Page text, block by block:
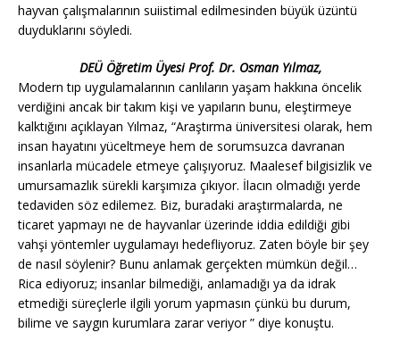
hayvan çalışmalarının suiistimal edilmesinden büyük üzüntü
duyduklarını söyledi.
DEÜ Öğretim Üyesi Prof. Dr. Osman Yılmaz,
Modern tıp uygulamalarının canlıların yaşam hakkına öncelik
verdiğini ancak bir takım kişi ve yapıların bunu, eleştirmeye
kalktığını açıklayan Yılmaz, “Araştırma üniversitesi olarak, hem
insan hayatını yüceltmeye hem de sorumsuzca davranan
insanlarla mücadele etmeye çalışıyoruz. Maalesef bilgisizlik ve
umursamazlık sürekli karşımıza çıkıyor. İlacın olmadığı yerde
tedaviden söz edilemez. Biz, buradaki araştırmalarda, ne
ticaret yapmayı ne de hayvanlar üzerinde iddia edildiği gibi
vahşi yöntemler uygulamayı hedefliyoruz. Zaten böyle bir şey
de nasıl söylenir? Bunu anlamak gerçekten mümkün değil…
Rica ediyoruz; insanlar bilmediği, anlamadığı ya da idrak
etmediği süreçlerle ilgili yorum yapmasın çünkü bu durum,
bilime ve saygın kurumlara zarar veriyor ” diye konuştu.